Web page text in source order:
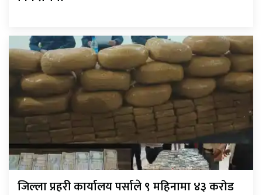
जिल्ला प्रहरी कार्यालय पर्साले ९ महिनामा ४३ करोड